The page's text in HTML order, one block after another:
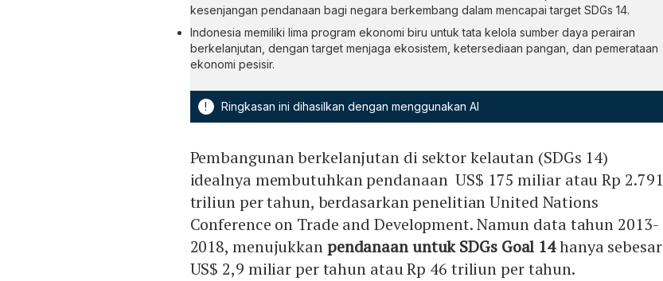
kesenjangan pendanaan bagi negara berkembang dalam mencapai target SDGs 14.
Indonesia memiliki lima program ekonomi biru untuk tata kelola sumber daya perairan
berkelanjutan, dengan target menjaga ekosistem, ketersediaan pangan, dan pemerataan
ekonomi pesisir.
! Ringkasan ini dihasilkan dengan menggunakan AI
Pembangunan berkelanjutan di sektor kelautan (SDGs 14)
idealnya membutuhkan pendanaan US$ 175 miliar atau Rp 2.791
triliun per tahun, berdasarkan penelitian United Nations
Conference on Trade and Development. Namun data tahun 2013-
2018, menujukkanpendanaan untuk SDGs Goal 14hanya sebesar
US$ 2,9 miliar per tahun atau Rp 46 triliun per tahun.